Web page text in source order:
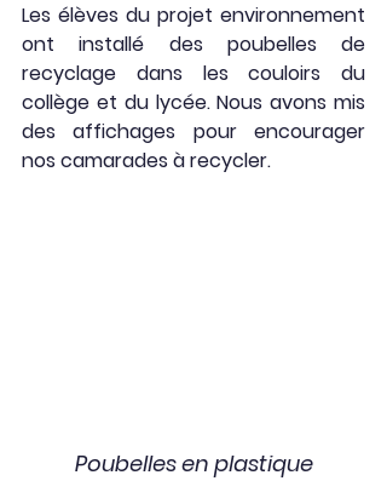
Les élèves du projet environnement
ont installé des poubelles de
recyclage dans les couloirs du
collège et du lycée. Nous avons mis
des affichages pour encourager
nos camarades à recycler.
Poubelles en plastique